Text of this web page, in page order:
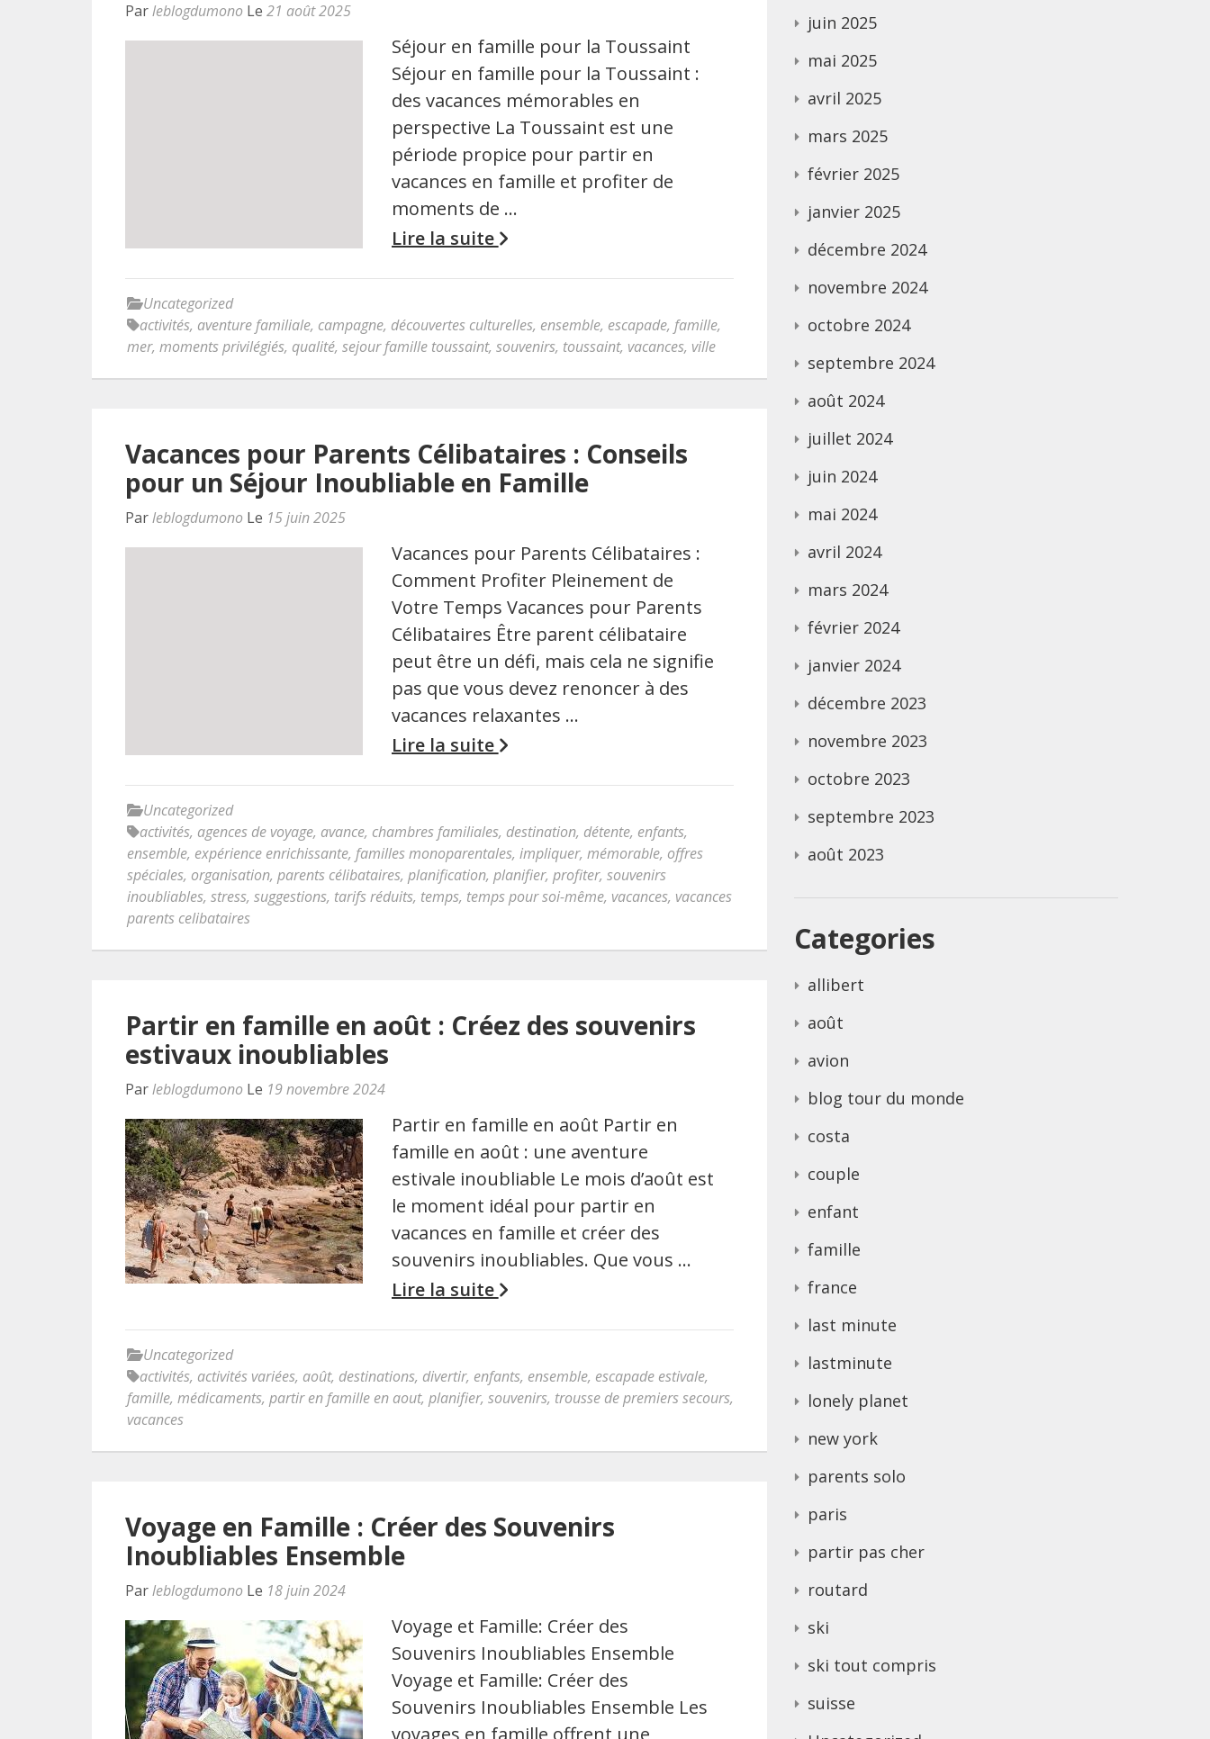
Parleblogdumono Le 21 août 2025
Séjour en famille pour la Toussaint
Séjour en famille pour la Toussaint :
des vacances mémorables en
perspective La Toussaint est une
période propice pour partir en
vacances en famille et profiter de
moments de …
Lire la suite
Uncategorized
activités, aventure familiale, campagne, découvertes culturelles, ensemble, escapade, famille,
mer, moments privilégiés, qualité, sejour famille toussaint, souvenirs, toussaint, vacances, ville
Vacances pour Parents Célibataires : Conseils
pour un Séjour Inoubliable en Famille
Parleblogdumono Le 15 juin 2025
Vacances pour Parents Célibataires :
Comment Profiter Pleinement de
Votre Temps Vacances pour Parents
Célibataires Être parent célibataire
peut être un défi, mais cela ne signifie
pas que vous devez renoncer à des
vacances relaxantes …
Lire la suite
Uncategorized
activités, agences de voyage, avance, chambres familiales, destination, détente, enfants,
ensemble, expérience enrichissante, familles monoparentales, impliquer, mémorable, offres
spéciales, organisation, parents célibataires, planification, planifier, profiter, souvenirs
inoubliables, stress, suggestions, tarifs réduits, temps, temps pour soi-même, vacances, vacances
parents celibataires
Partir en famille en août : Créez des souvenirs
estivaux inoubliables
Parleblogdumono Le 19 novembre 2024
Partir en famille en août Partir en
famille en août : une aventure
estivale inoubliable Le mois d’août est
le moment idéal pour partir en
vacances en famille et créer des
souvenirs inoubliables. Que vous …
Lire la suite
Uncategorized
activités, activités variées, août, destinations, divertir, enfants, ensemble, escapade estivale,
famille, médicaments, partir en famille en aout, planifier, souvenirs, trousse de premiers secours,
vacances
Voyage en Famille : Créer des Souvenirs
Inoubliables Ensemble
Parleblogdumono Le 18 juin 2024
Voyage et Famille: Créer des
Souvenirs Inoubliables Ensemble
Voyage et Famille: Créer des
Souvenirs Inoubliables Ensemble Les
voyages en famille offrent une
juin 2025
mai 2025
avril 2025
mars 2025
février 2025
janvier 2025
décembre 2024
novembre 2024
octobre 2024
septembre 2024
août 2024
juillet 2024
juin 2024
mai 2024
avril 2024
mars 2024
février 2024
janvier 2024
décembre 2023
novembre 2023
octobre 2023
septembre 2023
août 2023
Categories
allibert
août
avion
blog tour du monde
costa
couple
enfant
famille
france
last minute
lastminute
lonely planet
new york
parents solo
paris
partir pas cher
routard
ski
ski tout compris
suisse